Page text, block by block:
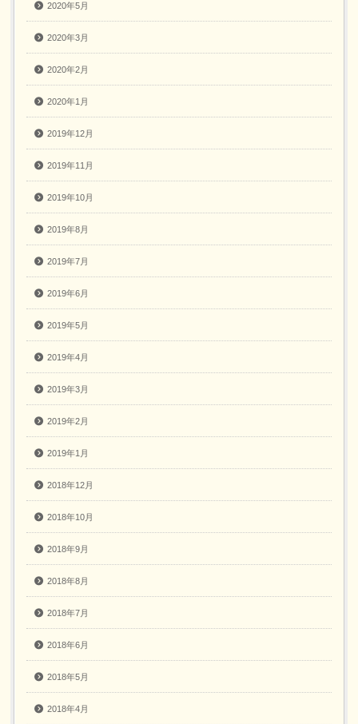
2020年5月
2020年3月
2020年2月
2020年1月
2019年12月
2019年11月
2019年10月
2019年8月
2019年7月
2019年6月
2019年5月
2019年4月
2019年3月
2019年2月
2019年1月
2018年12月
2018年10月
2018年9月
2018年8月
2018年7月
2018年6月
2018年5月
2018年4月